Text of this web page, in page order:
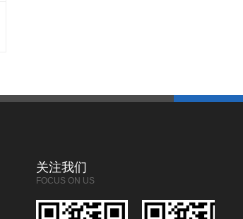
关注我们
FOCUS ON US